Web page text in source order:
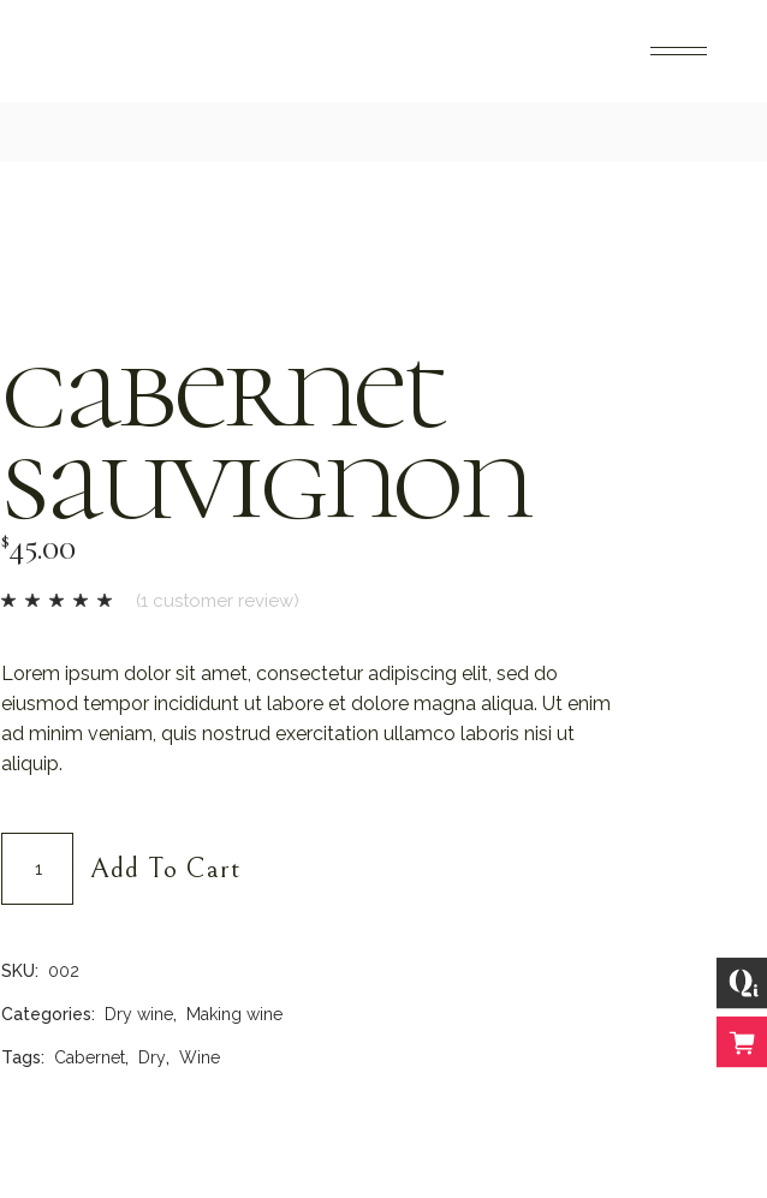
cabernet
sauvignon
$45.00
(1 customer review)
Lorem ipsum dolor sit amet, consectetur adipiscing elit, sed do
eiusmod tempor incididunt ut labore et dolore magna aliqua. Ut enim
ad minim veniam, quis nostrud exercitation ullamco laboris nisi ut
aliquip.
Cabernet Sauvignon quantity
Add To Cart
SKU: 002
Categories: Dry wine, Making wine
Tags: Cabernet, Dry, Wine